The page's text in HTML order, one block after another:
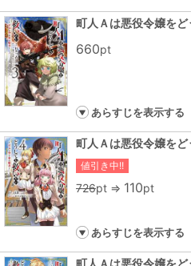
660pt
あらすじを表示する
値引き中!!
726pt ⇒ 110pt
あらすじを表示する